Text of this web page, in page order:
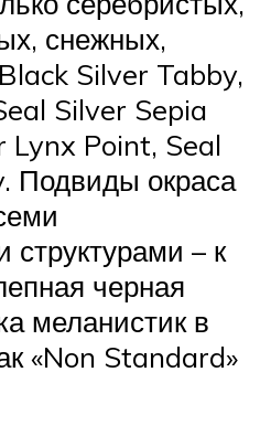
снежных,
Silver Tabby,
Silver Sepia
Lynx Point, Seal
Подвиды окраса
структурами – к
черная
меланистик в
«Non Standard»